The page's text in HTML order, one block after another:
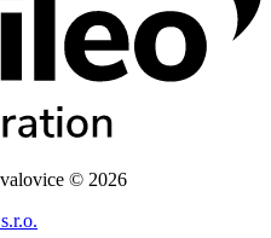
© 2026